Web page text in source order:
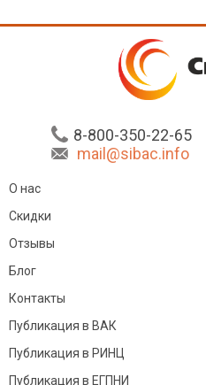
8-800-350-22-65
mail@sibac.info
О нас
Скидки
Отзывы
Блог
Контакты
Публикация в ВАК
Публикация в РИНЦ
Публикация в ЕГПНИ